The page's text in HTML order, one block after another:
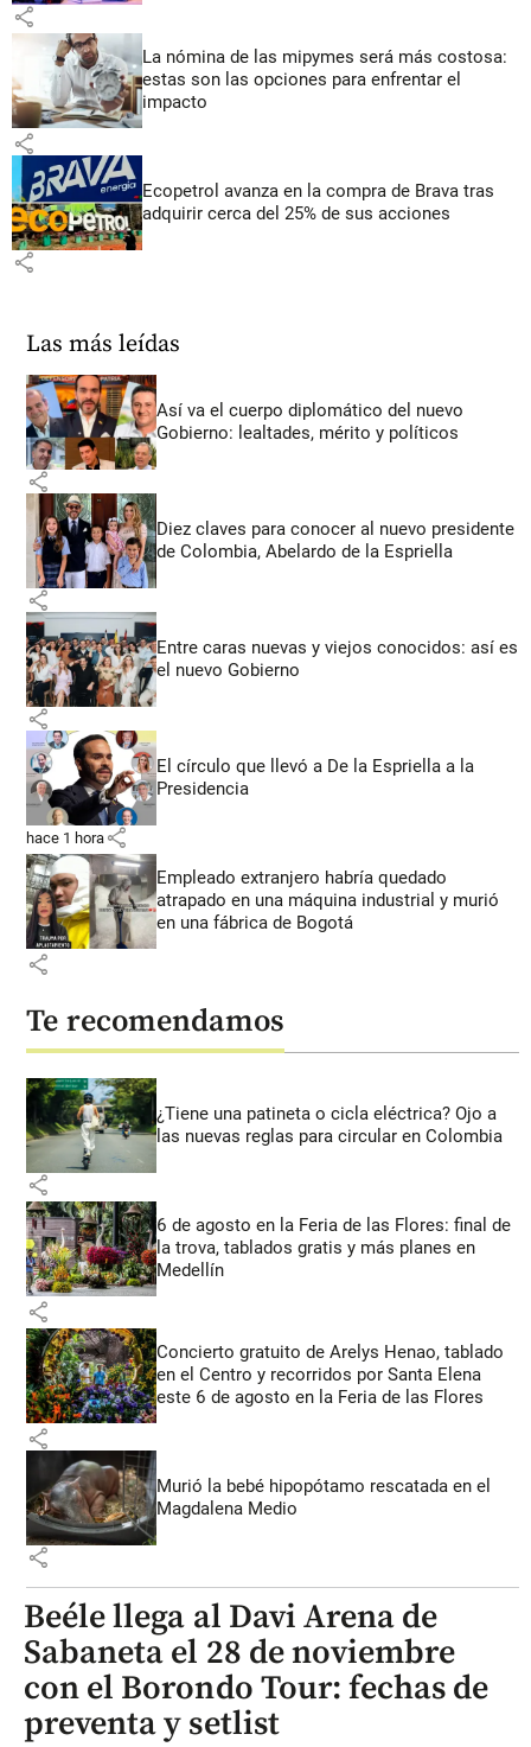
share
La nómina de las mipymes será más costosa:
estas son las opciones para enfrentar el
impacto
share
Ecopetrol avanza en la compra de Brava tras
adquirir cerca del 25% de sus acciones
share
Las más leídas
Así va el cuerpo diplomático del nuevo
Gobierno: lealtades, mérito y políticos
share
Diez claves para conocer al nuevo presidente
de Colombia, Abelardo de la Espriella
share
Entre caras nuevas y viejos conocidos: así es
el nuevo Gobierno
share
El círculo que llevó a De la Espriella a la
Presidencia
hace 1 hora share
Empleado extranjero habría quedado
atrapado en una máquina industrial y murió
en una fábrica de Bogotá
share
Te recomendamos
¿Tiene una patineta o cicla eléctrica? Ojo a
las nuevas reglas para circular en Colombia
share
6 de agosto en la Feria de las Flores: final de
la trova, tablados gratis y más planes en
Medellín
share
Concierto gratuito de Arelys Henao, tablado
en el Centro y recorridos por Santa Elena
este 6 de agosto en la Feria de las Flores
share
Murió la bebé hipopótamo rescatada en el
Magdalena Medio
share
Beéle llega al Davi Arena de
Sabaneta el 28 de noviembre
con el Borondo Tour: fechas de
preventa y setlist